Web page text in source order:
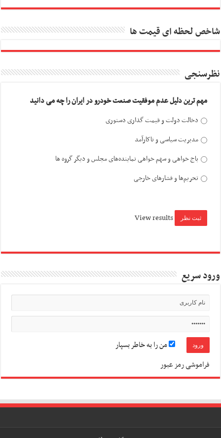
شاخص لحظه ای قیمت ها
نظرسنجی
مهم ترین دلیل عدم موفقیت صنعت خودرو در ایران را چه می دانید
دخالت دولت و قیمت گذاری دستوری
مدیریت سیاسی و ناکارآمد
باج خواهی و سهم خواهی نماینده‌های مجلس و دیگر گروه ها
تحریم‌ها و فشارهای خارجی
View results
ورود سریع
من را به خاطر بسپار
فراموشی رمز عبور